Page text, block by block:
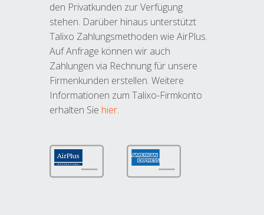
den Privatkunden zur Verfügung
stehen. Darüber hinaus unterstützt
Talixo Zahlungsmethoden wie AirPlus.
Auf Anfrage können wir auch
Zahlungen via Rechnung für unsere
Firmenkunden erstellen. Weitere
Informationen zum Talixo-Firmkonto
erhalten Sie hier.